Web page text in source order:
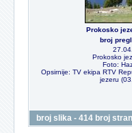
Prokosko
broj
Prokosko
Foto:
Opsirnije: TV ekipa RTV
jezeru
broj slika - 414 broj